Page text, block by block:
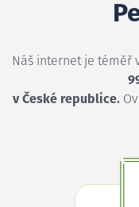
Náš internet je téměř
v České republice.